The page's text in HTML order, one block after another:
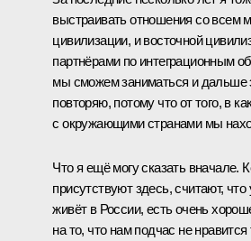
выстраивать отношения со всем
цивилизации, и восточной
партнёрами по интеграционным
мы сможем заниматься и дальше
повторяю, потому что от того, в
с окружающими странами мы
Что я ещё могу сказать вначале.
присутствуют здесь, считают,
живёт в России, есть очень
на то, что нам подчас не